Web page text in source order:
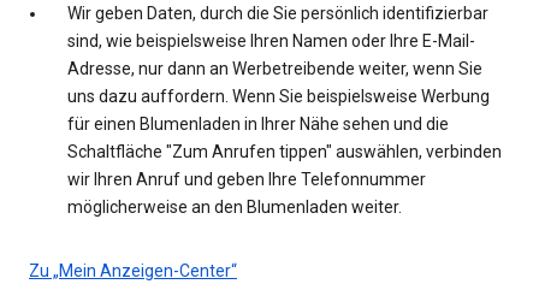
Wir geben Daten, durch die Sie persönlich identifizierbar
sind, wie beispielsweise Ihren Namen oder Ihre E-Mail-
Adresse, nur dann an Werbetreibende weiter, wenn Sie
uns dazu auffordern. Wenn Sie beispielsweise Werbung
für einen Blumenladen in Ihrer Nähe sehen und die
Schaltfläche "Zum Anrufen tippen" auswählen, verbinden
wir Ihren Anruf und geben Ihre Telefonnummer
möglicherweise an den Blumenladen weiter.
Zu „Mein Anzeigen-Center“